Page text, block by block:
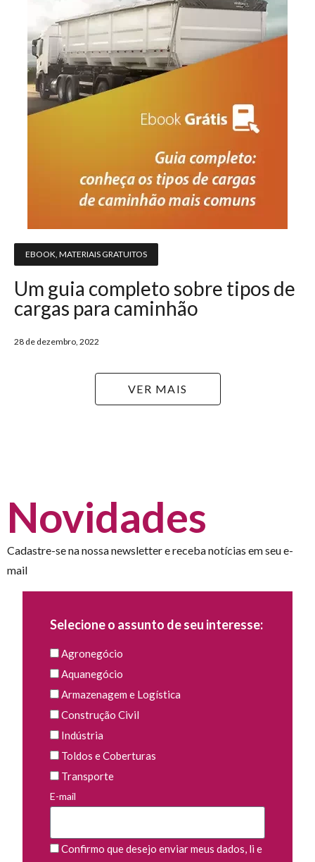
EBOOK MATERIAIS GRATUITOS
Um guia completo sobre tipos de
cargas para caminhão
28 de dezembro, 2022
VER MAIS
Novidades
Cadastre-se na nossa newsletter e receba notícias em seu e-
mail
Selecione o assunto de seu interesse:
Agronegócio
Aquanegócio
Armazenagem e Logística
Construção Civil
Indústria
Toldos e Coberturas
Transporte
E-mail
Confirmo que desejo enviar meus dados, li e